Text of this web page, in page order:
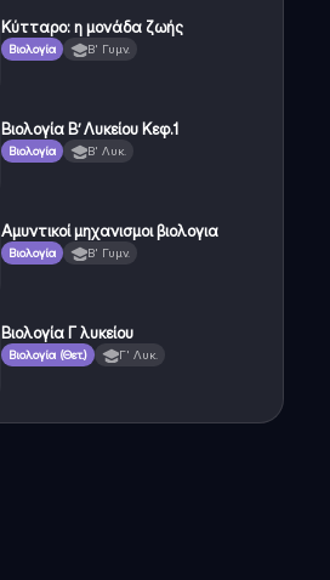
Κύτταρο: η μονάδα ζωής
Βιολογία Β' Γυμν.
Βιολογία Β’ Λυκείου Κεφ.1
Βιολογία Β' Λυκ.
Αμυντικοί μηχανισμοι βιολογια
Βιολογία Β' Γυμν.
Βιολογία Γ λυκείου
Βιολογία (Θετ.) Γ' Λυκ.